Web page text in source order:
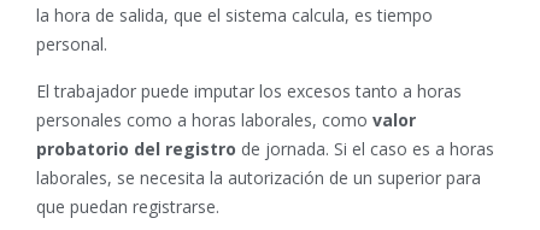
la hora de salida, que el sistema calcula, es tiempo
personal.
El trabajador puede imputar los excesos tanto a horas
personales como a horas laborales, como valor
probatorio del registro de jornada. Si el caso es a horas
laborales, se necesita la autorización de un superior para
que puedan registrarse.